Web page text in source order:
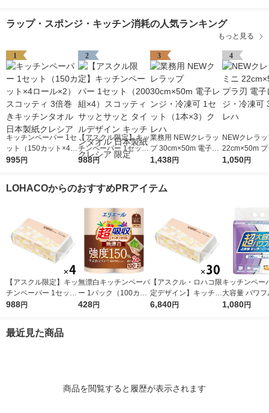
ラップ・スポンジ・キッチン消耗の人気ランキング
もっと見る
1
キッチンペーパー 1セ
ット（150カット×4ロ
ール×2） スコッティ
995円
2
【アスクル限定】キッ
チンペーパー 1セット
（200組×4）スコッテ
タオル 日本製紙クレ
988円
3
業務用 NEWクレラッ
プ 30cm×50m 電子レ
ンジ・冷凍可 1セット
1,438円
4
NEWクレラ
22cm×50m
子レンジ・冷
1,050円
LOHACOからのおすすめPRアイテム
【アスクル限定】キッ
チンペーパー 1セット
（200組×4）スコッテ
タオル 日本製紙クレ
988円
無漂白キッチンペーパ
ー 1パック（100カッ
ト×2ロール）超吸収
428円
【アスクル・ロハコ限
定デザイン】キッチン
ペーパー スコッティ
6,840円
キッチンペー
大容量 パワ
巻 キッチン
1,080円
最近見た商品
商品を閲覧すると履歴が表示されます